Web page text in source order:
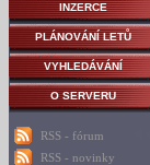
INZERCE
PLÁNOVÁNÍ LETŮ
VYHLEDÁVÁNÍ
O SERVERU
RSS - fórum
RSS - novinky